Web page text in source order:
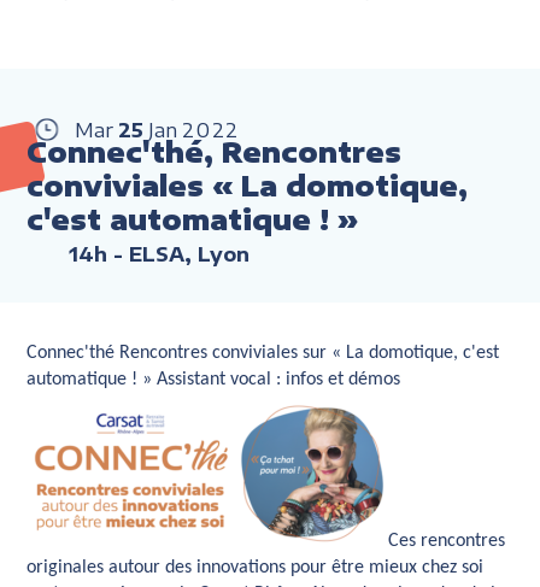
Mar 25 Jan 2022
Connec'thé, Rencontres
conviviales « La domotique,
c'est automatique ! »
14h - ELSA, Lyon
Connec'thé Rencontres conviviales sur « La domotique, c'est
automatique ! » Assistant vocal : infos et démos
Ces rencontres
originales autour des innovations pour être mieux chez soi